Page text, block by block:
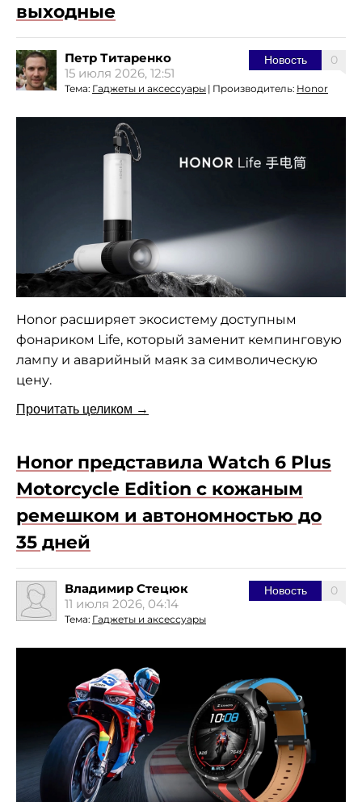
выходные
0
Новость
Петр Титаренко
15 июля 2026, 12:51
Тема: Гаджеты и аксессуары | Производитель: Honor
Honor расширяет экосистему доступным
фонариком Life, который заменит кемпинговую
лампу и аварийный маяк за символическую
цену.
Прочитать целиком →
Honor представила Watch 6 Plus
Motorcycle Edition с кожаным
ремешком и автономностью до
35 дней
0
Новость
Владимир Стецюк
11 июля 2026, 04:14
Тема: Гаджеты и аксессуары